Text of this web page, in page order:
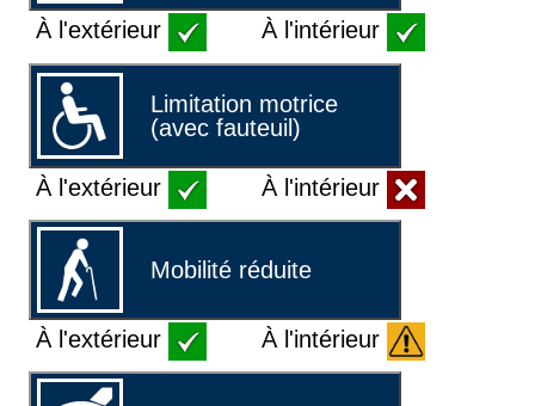
À l'extérieur À l'intérieur
Limitation motrice
(avec fauteuil)
À l'extérieur À l'intérieur
Mobilité réduite
À l'extérieur À l'intérieur